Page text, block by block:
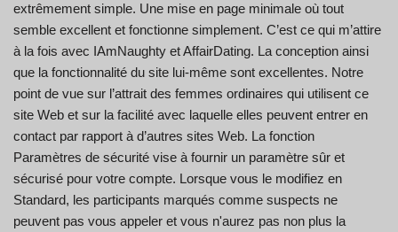
extrêmement simple. Une mise en page minimale où tout
semble excellent et fonctionne simplement. C’est ce qui m’attire
à la fois avec IAmNaughty et AffairDating. La conception ainsi
que la fonctionnalité du site lui-même sont excellentes. Notre
point de vue sur l’attrait des femmes ordinaires qui utilisent ce
site Web et sur la facilité avec laquelle elles peuvent entrer en
contact par rapport à d’autres sites Web. La fonction
Paramètres de sécurité vise à fournir un paramètre sûr et
sécurisé pour votre compte. Lorsque vous le modifiez en
Standard, les participants marqués comme suspects ne
peuvent pas vous appeler et vous n'aurez pas non plus la